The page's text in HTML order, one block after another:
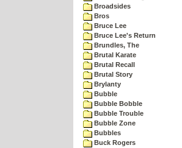
Broadsides
Bros
Bruce Lee
Bruce Lee's Return
Brundles, The
Brutal Karate
Brutal Recall
Brutal Story
Brylanty
Bubble
Bubble Bobble
Bubble Trouble
Bubble Zone
Bubbles
Buck Rogers